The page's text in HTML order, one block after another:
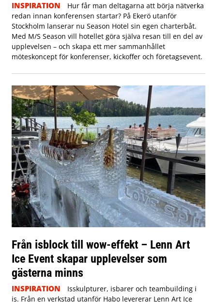
INSPIRATION
Hur får man deltagarna att börja nätverka
redan innan konferensen startar? På Ekerö utanför
Stockholm lanserar nu Season Hotel sin egen charterbåt.
Med M/S Season vill hotellet göra själva resan till en del av
upplevelsen – och skapa ett mer sammanhållet
möteskoncept för konferenser, kickoffer och företagsevent.
Från isblock till wow-effekt – Lenn Art
Ice Event skapar upplevelser som
gästerna minns
INSPIRATION
Isskulpturer, isbarer och teambuilding i
is. Från en verkstad utanför Habo levererar Lenn Art Ice